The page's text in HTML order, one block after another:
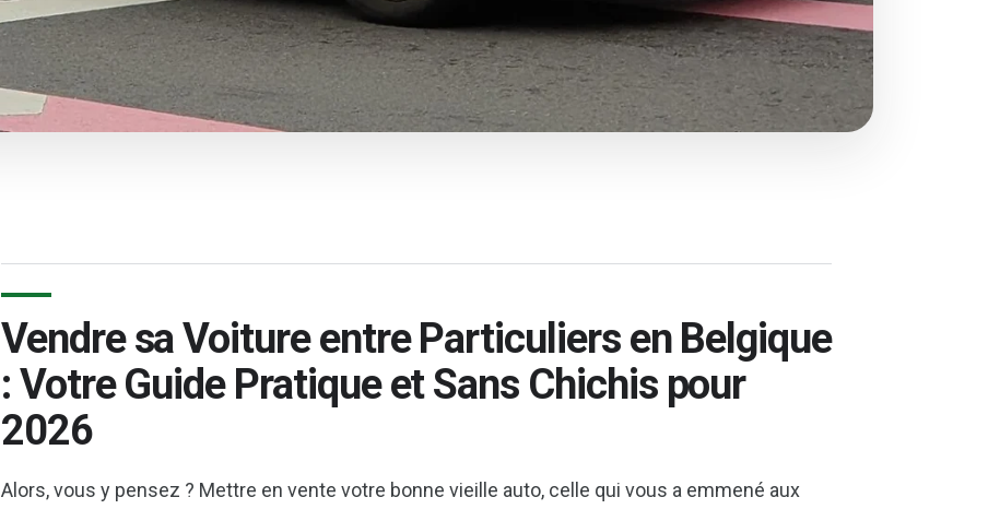
Vendre sa Voiture entre Particuliers en Belgique
: Votre Guide Pratique et Sans Chichis pour
2026
Alors, vous y pensez ? Mettre en vente votre bonne vieille auto, celle qui vous a emmené aux